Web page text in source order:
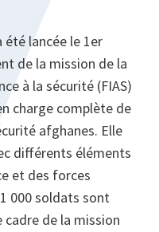
été lancée le 1er
de la mission de la
à la sécurité (FIAS)
charge complète de
afghanes. Elle
différents éléments
et des forces
000 soldats sont
de la mission